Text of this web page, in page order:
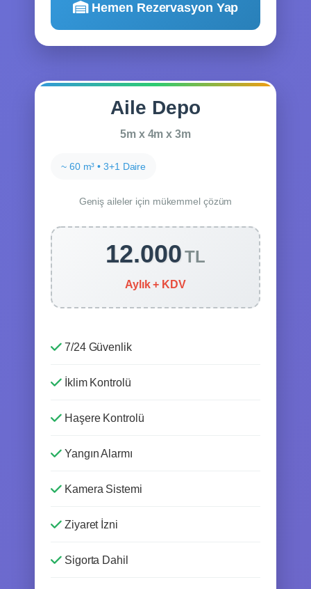
Hemen Rezervasyon Yap
Aile Depo
5m x 4m x 3m
~ 60 m³ • 3+1 Daire
Geniş aileler için mükemmel çözüm
12.000TL
Aylık + KDV
7/24 Güvenlik
İklim Kontrolü
Haşere Kontrolü
Yangın Alarmı
Kamera Sistemi
Ziyaret İzni
Sigorta Dahil